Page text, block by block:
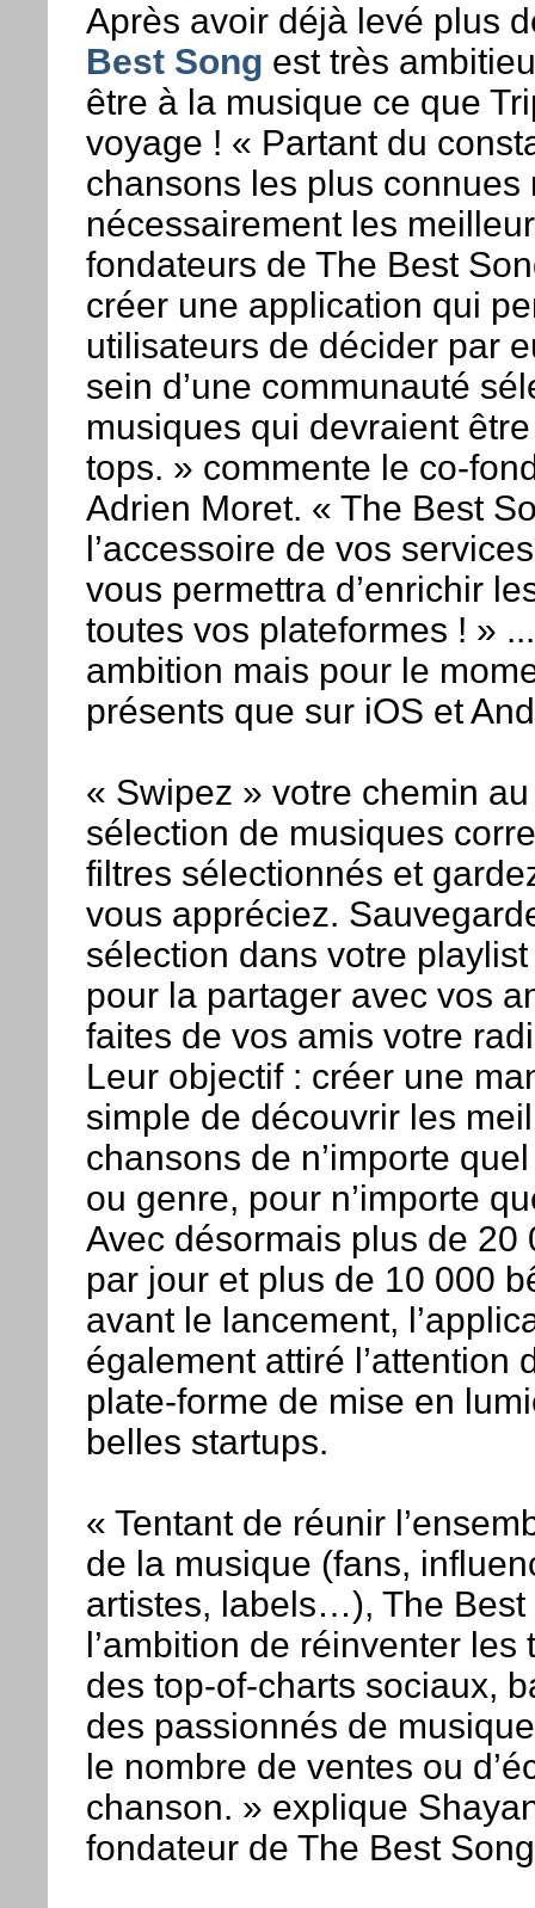
Après avoir déjà levé plus
Best Song est très
être à la musique ce que
voyage ! « Partant du
chansons les plus connues
nécessairement les
fondateurs de The Best
créer une application qui
utilisateurs de décider par
sein d’une communauté
musiques qui devraient
tops. » commente le co-
Adrien Moret. « The Best
l’accessoire de vos
vous permettra d’enrichir
toutes vos plateformes ! »
ambition mais pour le
présents que sur iOS et
« Swipez » votre chemin au
sélection de musiques
filtres sélectionnés et
vous appréciez.
sélection dans votre
pour la partager avec vos
faites de vos amis votre
Leur objectif : créer une
simple de découvrir les
chansons de n’importe
ou genre, pour n’importe
Avec désormais plus de 20
par jour et plus de 10 000
avant le lancement,
également attiré l’attention
plate-forme de mise en
belles startups.
« Tentant de réunir
de la musique (fans,
artistes, labels…), The Best
l’ambition de réinventer
des top-of-charts sociaux,
des passionnés de
le nombre de ventes ou
chanson. » explique
fondateur de The Best